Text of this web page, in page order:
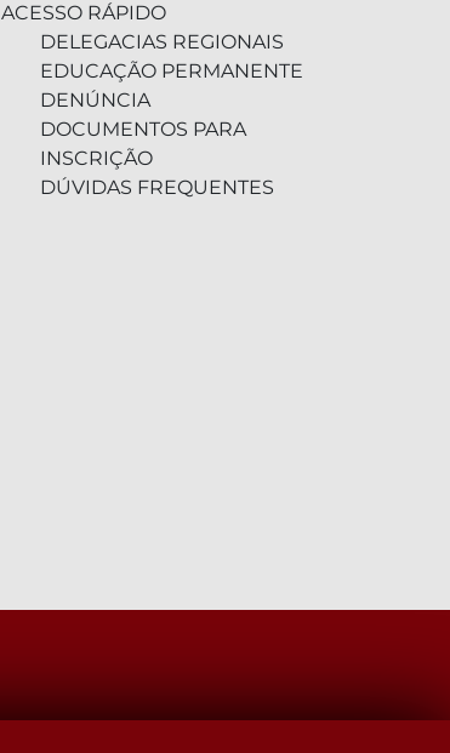
ACESSO RÁPIDO
DELEGACIAS REGIONAIS
EDUCAÇÃO PERMANENTE
DENÚNCIA
DOCUMENTOS PARA
INSCRIÇÃO
DÚVIDAS FREQUENTES